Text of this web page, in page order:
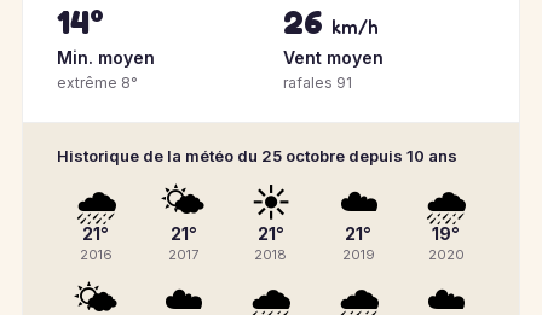
14°
Min. moyen
extrême 8°
26 km/h
Vent moyen
rafales 91
Historique de la météo du 25 octobre depuis 10 ans
🌧️
21°
2016
🌤️
21°
2017
☀️
21°
2018
☁️
21°
2019
🌧️
19°
2020
🌤️ ☁️ 🌧️ 🌧️ ☁️